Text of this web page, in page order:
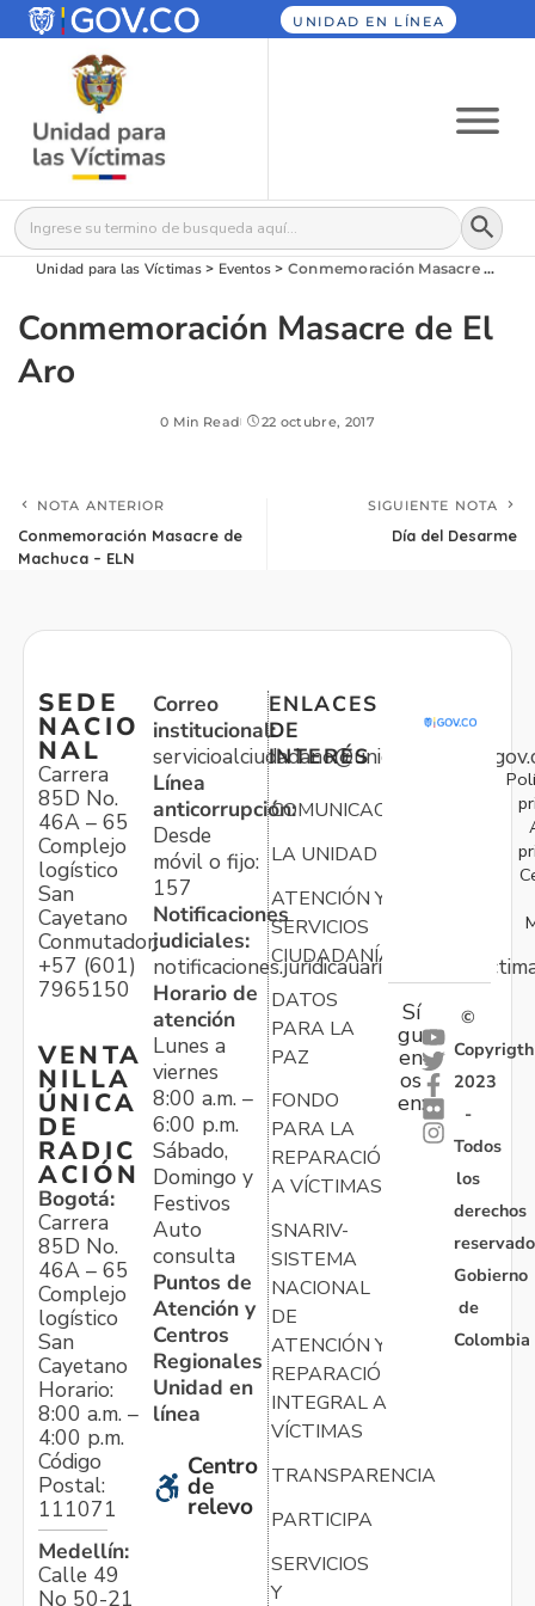
UNIDAD EN LÍNEA
Buscar: Botón
Unidad para las Víctimas> Eventos > Conmemoración Masacre de El Aro
Conmemoración Masacre de El
Aro
0 Min Read 22 octubre, 2017
NOTA ANTERIOR
Conmemoración Masacre de
Machuca – ELN
SIGUIENTE NOTA
Día del Desarme
SEDE
NACIO
NAL
Carrera
85D No.
46A – 65
Complejo
logístico
San
Cayetano
Conmutador:
+57 (601)
7965150
VENTA
NILLA
ÚNICA
DE
RADIC
ACIÓN
Bogotá:
Carrera
85D No.
46A – 65
Complejo
logístico
San
Cayetano
Horario:
8:00 a.m. –
4:00 p.m.
Código
Postal:
111071
Medellín:
Calle 49
No 50-21
Correo
institucional:
Línea
anticorrupción:
Desde
móvil o fijo:
157
Notificaciones
judiciales:
Horario de
atención
Lunes a
viernes
8:00 a.m. –
6:00 p.m.
Sábado,
Domingo y
Festivos
Auto
consulta
Puntos de
Atención y
Centros
Regionales
Unidad en
línea
Centro
de
relevo
ENLACES
DE
INTERÉS
COMUNICACIONES
LA UNIDAD
ATENCIÓN Y
SERVICIOS
CIUDADANÍA
DATOS
PARA LA
PAZ
FONDO
PARA LA
REPARACIÓN
A VÍCTIMAS
SNARIV-
SISTEMA
NACIONAL
DE
ATENCIÓN Y
REPARACIÓN
INTEGRAL A
VÍCTIMAS
TRANSPARENCIA
PARTICIPA
SERVICIOS
Y
Sí
gu
en
os
en:
©
Copyrigth
2023
-
Todos
los
derechos
Gobierno
de
Colombia